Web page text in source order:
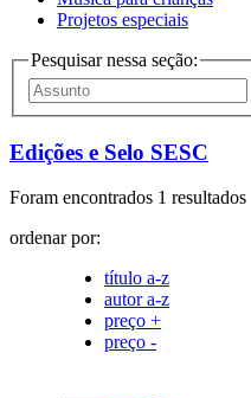
Projetos especiais
Pesquisar nessa seção:
Edições e Selo SESC
Foram encontrados 1 resultados
ordenar por:
título a-z
autor a-z
preço +
preço -